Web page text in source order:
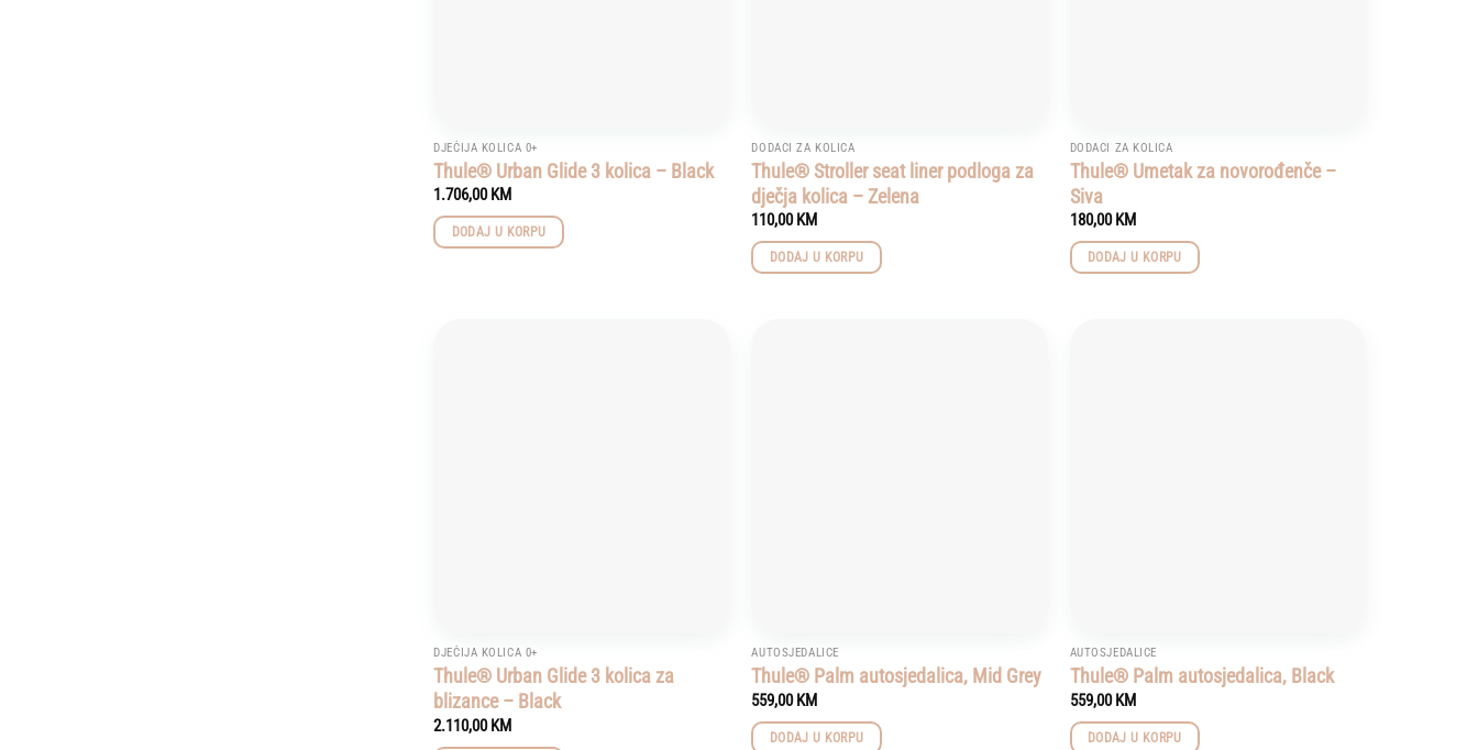
DJEČIJA KOLICA 0+
Thule® Urban Glide 3 kolica – Black
1.706,00KM
DODAJ U KORPU
DODACI ZA KOLICA
Thule® Stroller seat liner podloga za
dječja kolica – Zelena
110,00KM
DODAJ U KORPU
DODACI ZA KOLICA
Thule® Umetak za novorođenče –
Siva
180,00KM
DODAJ U KORPU
DJEČIJA KOLICA 0+
Thule® Urban Glide 3 kolica za
blizance – Black
2.110,00KM
AUTOSJEDALICE
Thule® Palm autosjedalica, Mid Grey
559,00KM
DODAJ U KORPU
AUTOSJEDALICE
Thule® Palm autosjedalica, Black
559,00KM
DODAJ U KORPU